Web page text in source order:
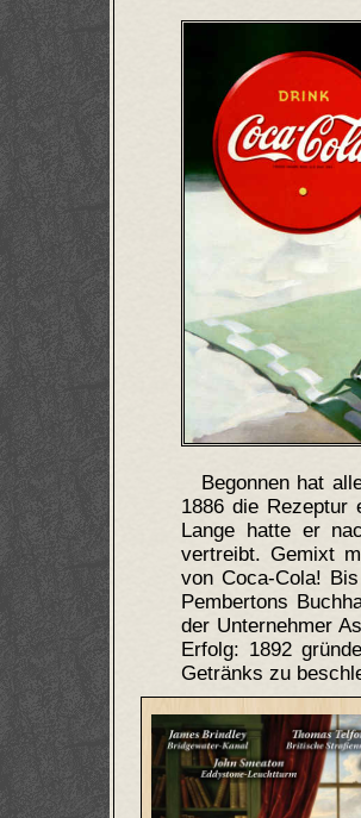
Begonnen hat
1886 die Rezeptur
Lange hatte er
vertreibt. Gemixt
von Coca-Cola!
Pembertons
der Unternehmer
Erfolg: 1892
Getränks zu